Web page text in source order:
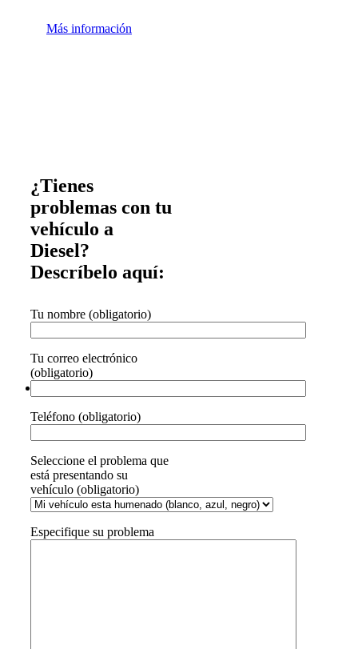
Más información
¿Tienes
problemas con tu
vehículo a
Diesel?
Descríbelo aquí:
Tu nombre (obligatorio)
Tu correo electrónico
(obligatorio)
Teléfono (obligatorio)
Seleccione el problema que
está presentando su
vehículo (obligatorio)
Especifique su problema